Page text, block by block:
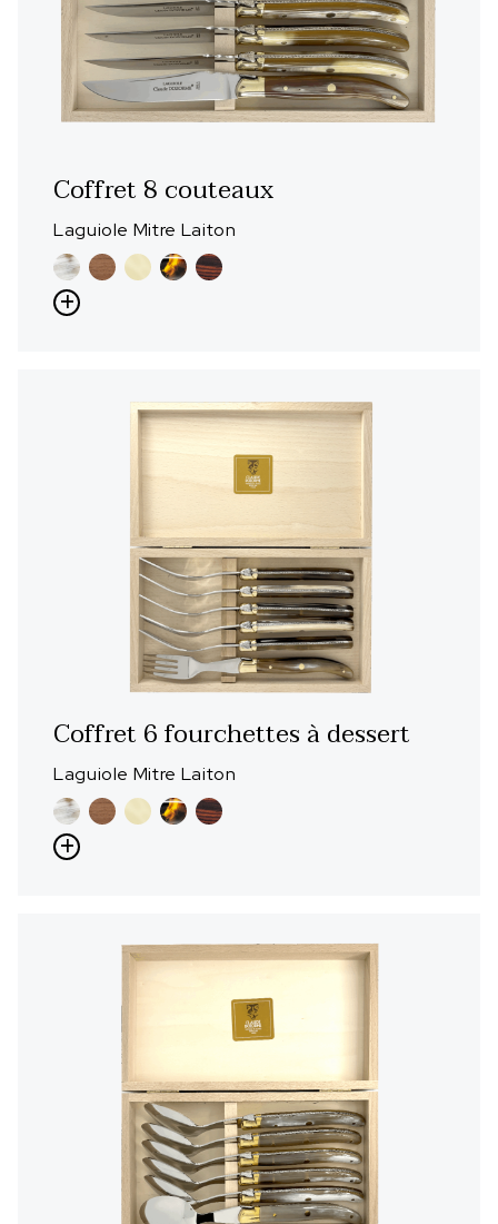
Coffret 8 couteaux
Laguiole Mitre Laiton
Coffret 6 fourchettes à dessert
Laguiole Mitre Laiton